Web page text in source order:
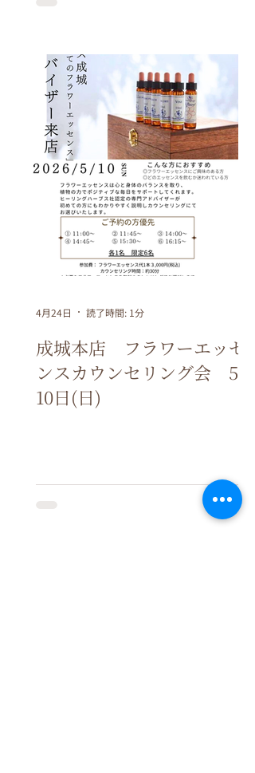
成城本店 フラワーエッセ
ンスカウンセリング会 5月
10日(日)
4月24日 読了時間: 1分